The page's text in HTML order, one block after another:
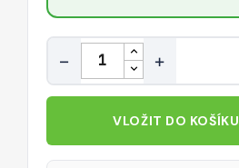
Množství
− +
VLOŽIT DO KOŠÍKU